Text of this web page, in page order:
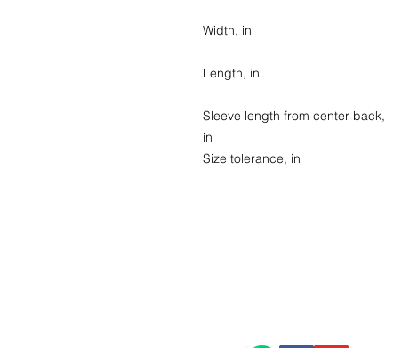
Width, in
Length, in
Sleeve length from center back,
in
Size tolerance, in